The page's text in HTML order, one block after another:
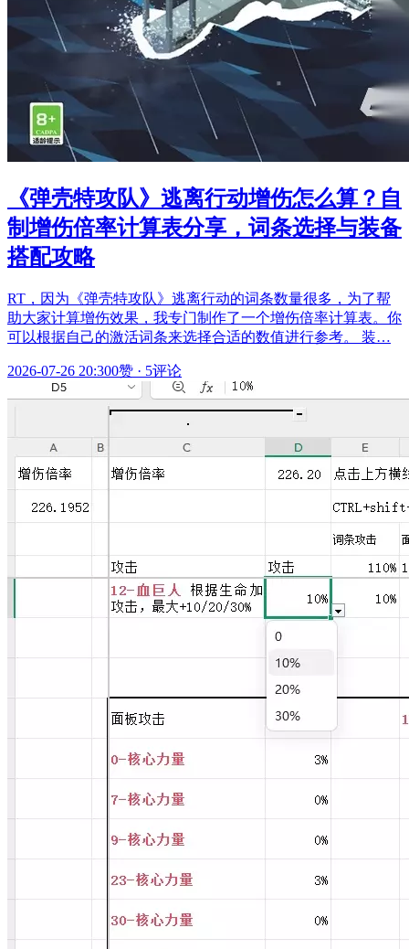
《弹壳特攻队》逃离行动增伤怎么算？自
制增伤倍率计算表分享，词条选择与装备
搭配攻略
RT，因为《弹壳特攻队》逃离行动的词条数量很多，为了帮
助大家计算增伤效果，我专门制作了一个增伤倍率计算表。你
可以根据自己的激活词条来选择合适的数值进行参考。 装…
2026-07-26 20:300赞 · 5评论